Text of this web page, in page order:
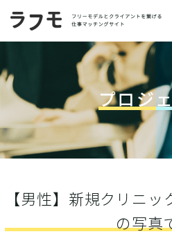
プロジ
【男性】新規クリニ
の写真